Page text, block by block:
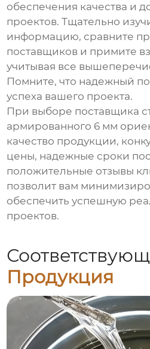
обеспечения качества и
проектов. Тщательно
информацию, сравните
поставщиков и примите
учитывая все
Помните, что надежный
успеха вашего проекта.
При выборе поставщика
армированного 6 мм
качество продукции,
цены, надежные сроки
положительные отзывы
позволит вам
обеспечить успешную
проектов.
Продукция